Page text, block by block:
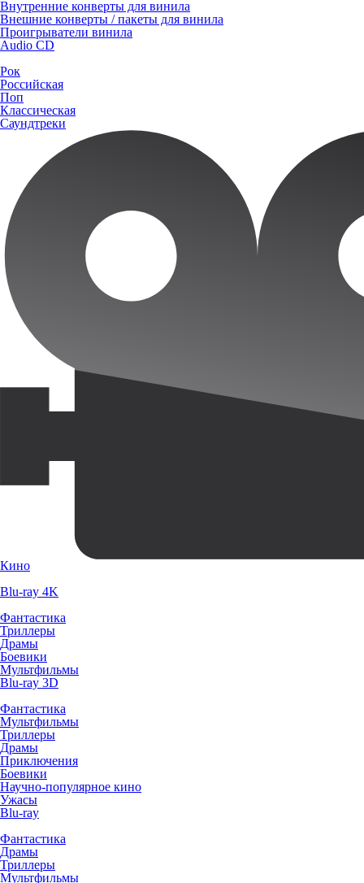
Внутренние конверты для винила
Внешние конверты / пакеты для винила
Проигрыватели винила
Audio CD
Рок
Российская
Поп
Классическая
Саундтреки
Кино
Blu-ray 4K
Фантастика
Триллеры
Драмы
Боевики
Мультфильмы
Blu-ray 3D
Фантастика
Мультфильмы
Триллеры
Драмы
Приключения
Боевики
Научно-популярное кино
Ужасы
Blu-ray
Фантастика
Драмы
Триллеры
Мультфильмы